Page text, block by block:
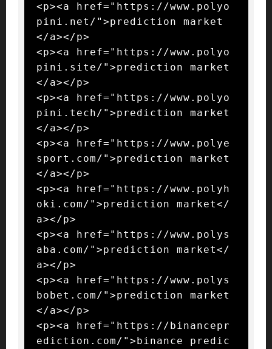
<p><a href="https://www.polyo
pini.net/">prediction market
</a></p>
<p><a href="https://www.polyo
pini.site/">prediction market
</a></p>
<p><a href="https://www.polyo
pini.tech/">prediction market
</a></p>
<p><a href="https://www.polye
sport.com/">prediction market
</a></p>
<p><a href="https://www.polyh
oki.com/">prediction market</
a></p>
<p><a href="https://www.polys
aba.com/">prediction market</
a></p>
<p><a href="https://www.polys
bobet.com/">prediction market
</a></p>
<p><a href="https://binancepr
ediction.com/">binance predic